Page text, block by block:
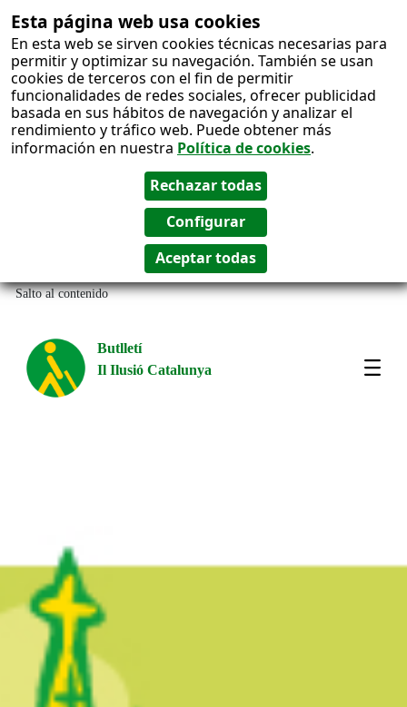
Esta página web usa cookies
En esta web se sirven cookies técnicas necesarias para
permitir y optimizar su navegación. También se usan
cookies de terceros con el fin de permitir
funcionalidades de redes sociales, ofrecer publicidad
basada en sus hábitos de navegación y analizar el
rendimiento y tráfico web. Puede obtener más
información en nuestra Política de cookies.
Salto al contenido
Butlletí
Il Ilusió Catalunya